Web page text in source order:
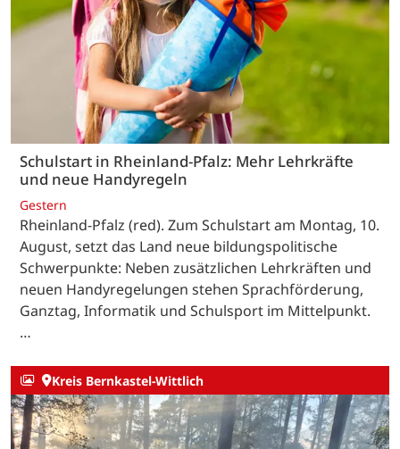
Schulstart in Rheinland-Pfalz: Mehr Lehrkräfte
und neue Handyregeln
Gestern
Rheinland-Pfalz (red). Zum Schulstart am Montag, 10.
August, setzt das Land neue bildungspolitische
Schwerpunkte: Neben zusätzlichen Lehrkräften und
neuen Handyregelungen stehen Sprachförderung,
Ganztag, Informatik und Schulsport im Mittelpunkt.
…
Kreis Bernkastel-Wittlich